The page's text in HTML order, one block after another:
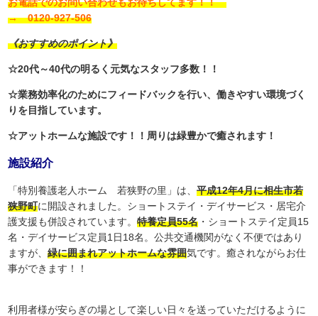
→ 0120-927-506
《おすすめのポイント》
☆20代～40代の明るく元気なスタッフ多数！！
☆業務効率化のためにフィードバックを行い、働きやすい環境づく
りを目指しています。
☆アットホームな施設です！！周りは緑豊かで癒されます！
施設紹介
「特別養護老人ホーム 若狭野の里」は、平成12年4月に相生市若
狭野町に開設されました。ショートステイ・デイサービス・居宅介
護支援も併設されています。特養定員55名 ・ショートステイ定員15
名・デイサービス定員1日18名。公共交通機関がなく不便ではあり
ますが、緑に囲まれアットホームな雰囲気です。癒されながらお仕
事ができます！！
利用者様が安らぎの場として楽しい日々を送っていただけるように